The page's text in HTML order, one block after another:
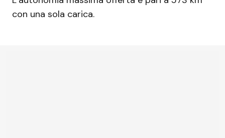
con una sola carica.